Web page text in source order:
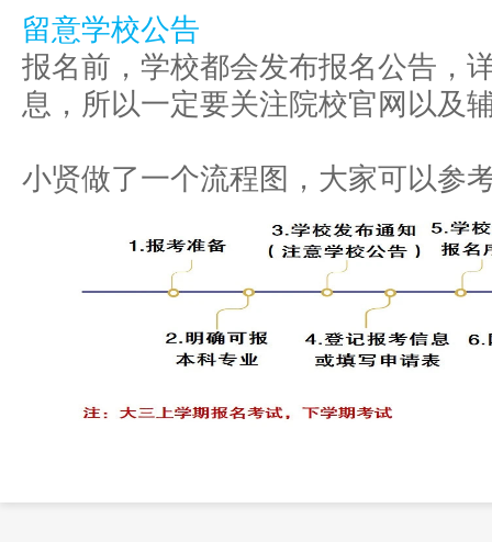
留意学校公告
报名前，学校都会发布报名公告，
息，所以一定要关注院校官网以及
小贤做了一个流程图，大家可以参